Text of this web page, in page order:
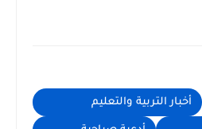
أخبار التربية والتعليم